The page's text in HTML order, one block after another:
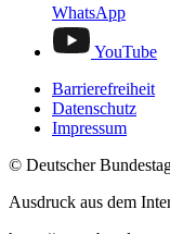
WhatsApp
YouTube
Barrierefreiheit
Datenschutz
Impressum
© Deutscher
Ausdruck aus dem